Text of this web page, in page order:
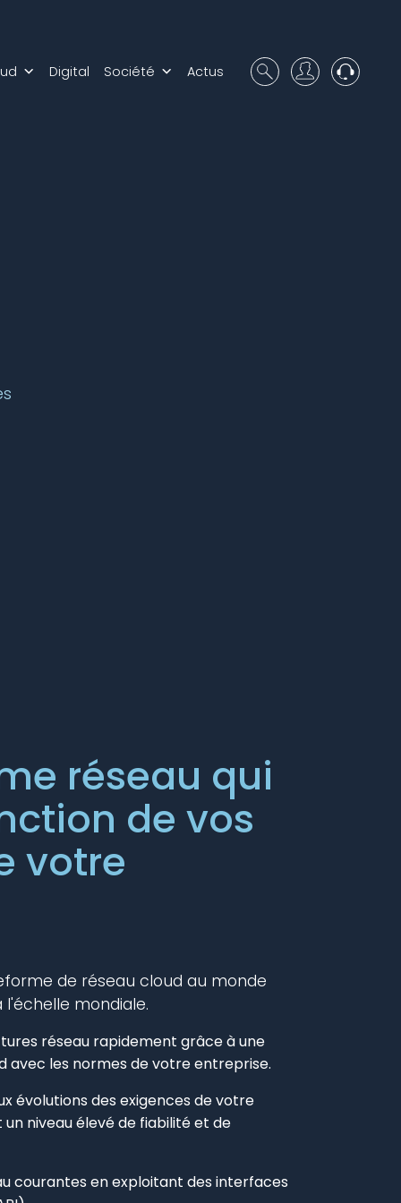
Digital Société Actus
réseau qui
de vos
votre
de réseau cloud au monde
mondiale.
réseau rapidement grâce à une
avec les normes de votre entreprise.
évolutions des exigences de votre
niveau élevé de fiabilité et de
courantes en exploitant des interfaces